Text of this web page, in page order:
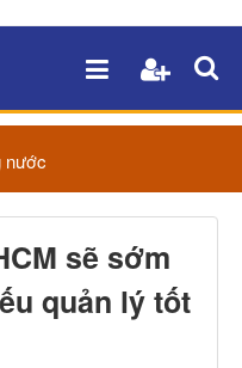
nước
sẽ sớm
quản lý tốt